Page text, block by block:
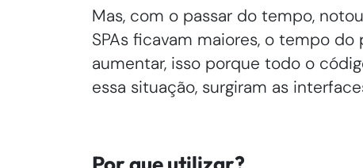
Mas, com o passar do tempo,
SPAs ficavam maiores, o tempo
aumentar, isso porque todo o
essa situação, surgiram as